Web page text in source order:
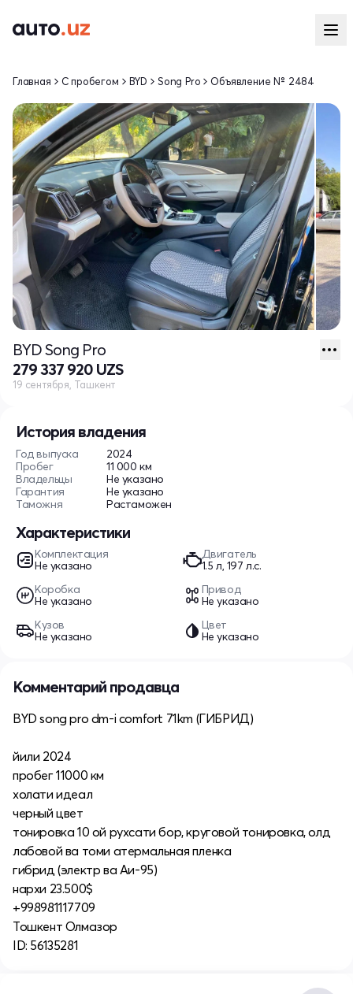
История владения
Год выпуска
2024
Пробег
11 000 км
Владельцы
Не указано
Гарантия
Не указано
Таможня
Растаможен
Характеристики
Комплектация
Не указано
Двигатель
1.5 л, 197 л.с.
Коробка
Не указано
Привод
Не указано
Кузов
Не указано
Цвет
Не указано
Главная С пробегом BYD Song Pro Объявление № 2484
BYD Song Pro
279 337 920 UZS
19 сентября, Ташкент
Комментарий продавца
BYD song pro dm-i comfort 71km (ГИБРИД)
йили 2024
пробег 11000 км
холати идеал
черный цвет
тонировка 10 ой рухсати бор, круговой тонировка, олд
лабовой ва томи атермальная пленка
гибрид (электр ва Аи-95)
нархи 23.500$
+998981117709
Тошкент Олмазор
ID: 56135281